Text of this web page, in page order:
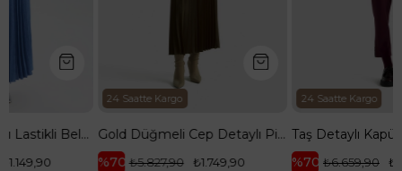
Pileli Etekli Kolları Lastikli Belden Kurdele Detaylı Etekli İkili Takım-Mavi 25YT656
24 Saatte Kargo
Gold Düğmeli Cep Detaylı Pilise Etekli Yelekli İkili Takım-Yağ Yeşili 25KT643
%70
₺1.749,90
₺5.827,90
24 Saatte Kargo
%70 ₺1.999,90
₺6.659,90